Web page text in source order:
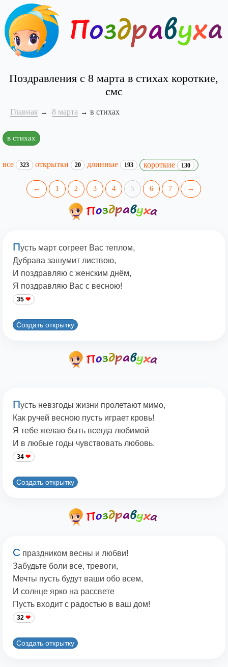
Поздравления с 8 марта в стихах короткие,
смс
Главная 8 марта в стихах
в стихах
все 323 открытки 20 длинные 193 короткие 130
← 1 2 3 4 5 6 7 →
Пусть март согреет Вас теплом,
Дубрава зашумит листвою,
И поздравляю с женским днём,
Я поздравляю Вас с весною!
35
Создать открытку
Пусть невзгоды жизни пролетают мимо,
Как ручей весною пусть играет кровь!
Я тебе желаю быть всегда любимой
И в любые годы чувствовать любовь.
34
Создать открытку
С праздником весны и любви!
Забудьте боли все, тревоги,
Мечты пусть будут ваши обо всем,
И солнце ярко на рассвете
Пусть входит с радостью в ваш дом!
32
Создать открытку